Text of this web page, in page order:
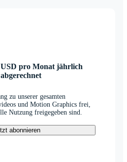
USD pro Monat jährlich
abgerechnet
zu unserer gesamten
und Motion Graphics frei,
Nutzung freigegeben sind.
abonnieren